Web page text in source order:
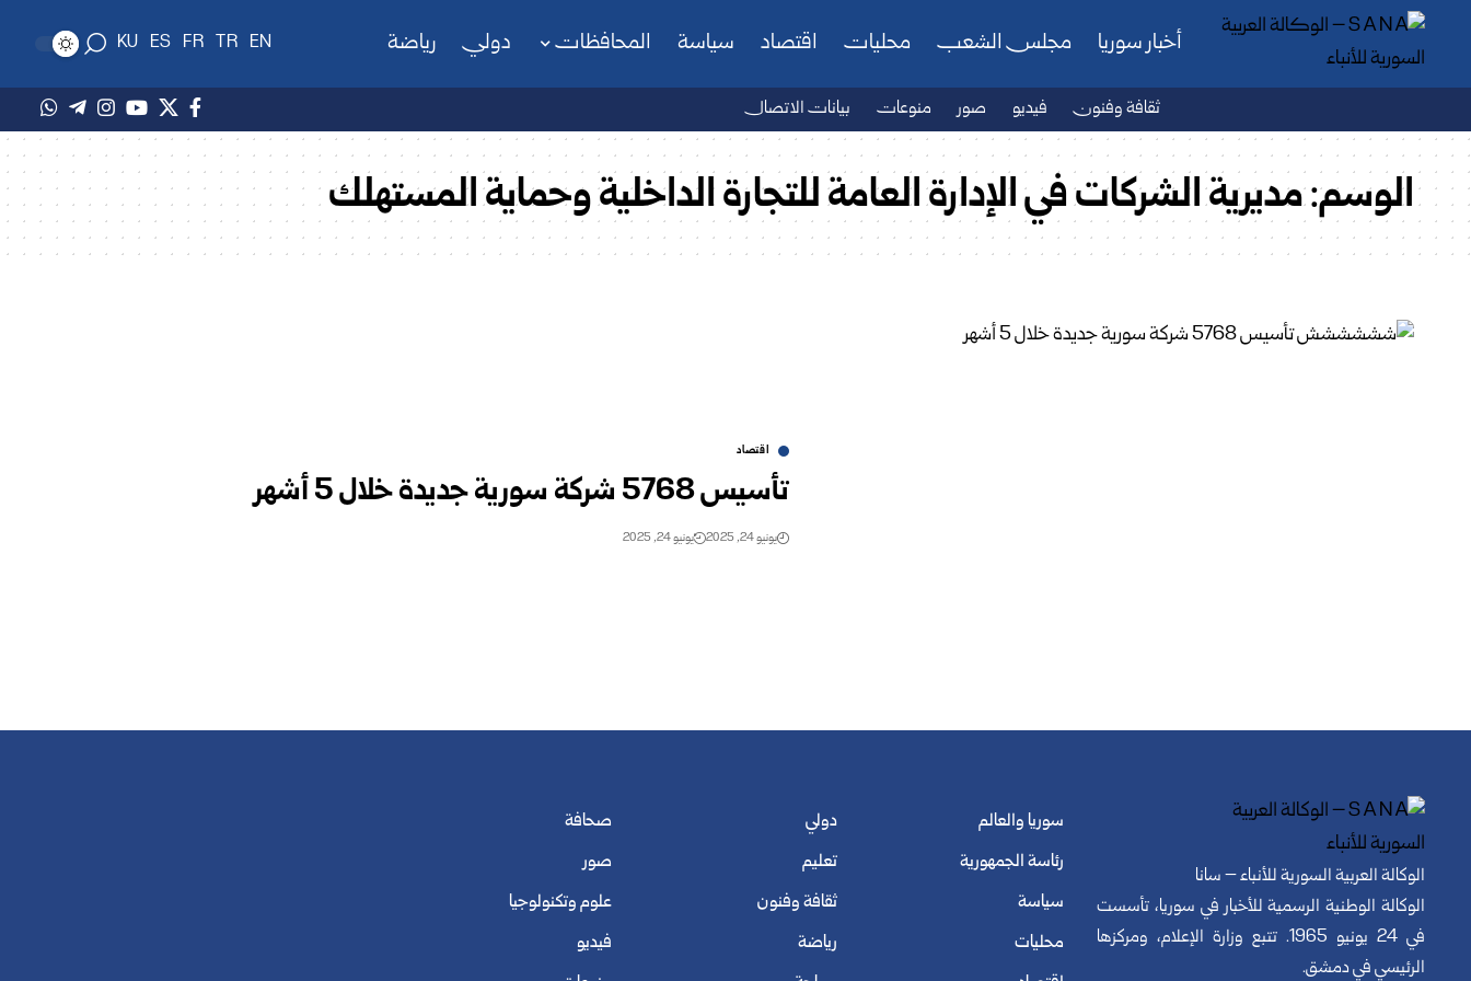
أخبار سوريا مجلس الشعب محليات اقتصاد سياسة المحافظات دولي رياضة EN
TR
FR
ES
KU
ثقافة وفنون فيديو صور منوعات بيانات الاتصال
الوسم:مديرية الشركات في الإدارة العامة للتجارة الداخلية وحماية المستهلك
اقتصاد
تأسيس 5768 شركة سورية جديدة خلال 5 أشهر
يونيو 24, 2025 يونيو 24, 2025
الوكالة العربية السورية للأنباء – سانا
الوكالة الوطنية الرسمية للأخبار في سوريا، تأسست
في 24 يونيو 1965. تتبع وزارة الإعلام، ومركزها
الرئيسي في دمشق.
سوريا والعالم
رئاسة الجمهورية
سياسة
محليات
دولي
تعليم
ثقافة وفنون
رياضة
صحافة
صور
علوم وتكنولوجيا
فيديو